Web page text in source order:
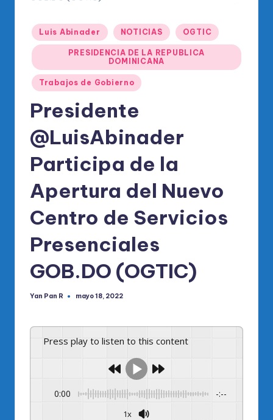
O
ci
al
P
R
M
Publicado
en
Luis Abinader NOTICIAS OGTIC
PRESIDENCIA DE LA REPUBLICA
DOMINICANA
Trabajos de Gobierno
Presidente
@LuisAbinader
Participa de la
Apertura del Nuevo
Centro de Servicios
Presenciales
GOB.DO (OGTIC)
Publicado
Yan Pan R mayo 18, 2022
Press play to listen to this content
0:00 -:--
1x